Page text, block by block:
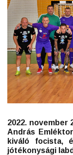
2022. november
András
kiváló focista,
jótékonysági